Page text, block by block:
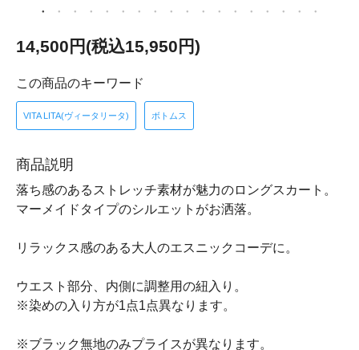
14,500円(税込15,950円)
この商品のキーワード
VITA LITA(ヴィータリータ) ボトムス
商品説明
落ち感のあるストレッチ素材が魅力のロングスカート。
マーメイドタイプのシルエットがお洒落。
リラックス感のある大人のエスニックコーデに。
ウエスト部分、内側に調整用の紐入り。
※染めの入り方が1点1点異なります。
※ブラック無地のみプライスが異なります。